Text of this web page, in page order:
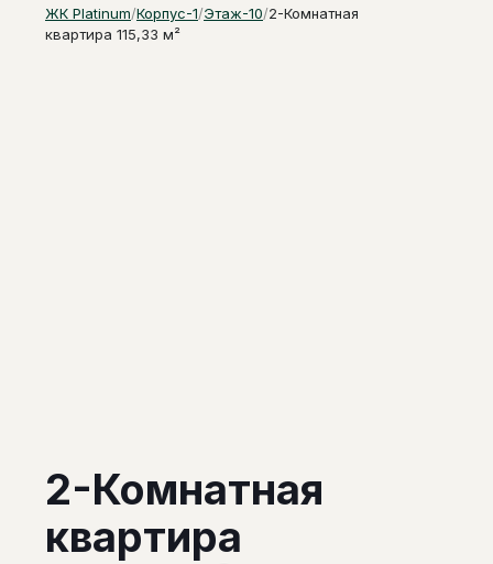
ЖК Platinum/Корпус-1/Этаж-10/2-Комнатная
квартира 115,33 м²
2-Комнатная
квартира